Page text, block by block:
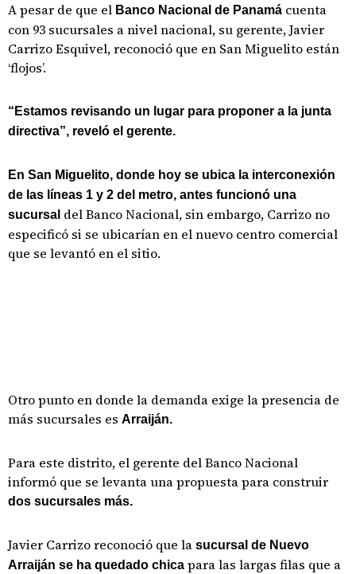
A pesar de que el Banco Nacional de Panamá cuenta
con 93 sucursales a nivel nacional, su gerente, Javier
Carrizo Esquivel, reconoció que en San Miguelito están
‘flojos’.
“Estamos revisando un lugar para proponer a la junta
directiva”, reveló el gerente.
En San Miguelito, donde hoy se ubica la interconexión
de las líneas 1 y 2 del metro, antes funcionó una
sucursal del Banco Nacional, sin embargo, Carrizo no
especificó si se ubicarían en el nuevo centro comercial
que se levantó en el sitio.
Otro punto en donde la demanda exige la presencia de
más sucursales es Arraiján.
Para este distrito, el gerente del Banco Nacional
informó que se levanta una propuesta para construir
dos sucursales más.
Javier Carrizo reconoció que la sucursal de Nuevo
Arraiján se ha quedado chica para las largas filas que a